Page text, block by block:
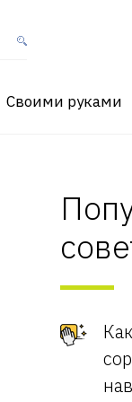
Своими руками